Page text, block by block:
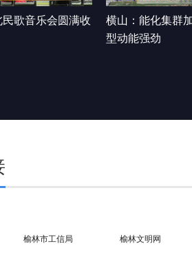
民歌音乐会圆满收
横山：能化集群
型动能强劲
榆林市工信局 榆林文明网